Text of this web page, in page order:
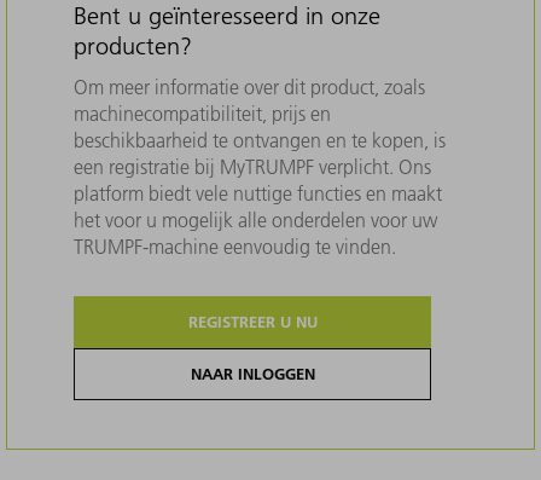
Bent u geïnteresseerd in onze
producten?
Om meer informatie over dit product, zoals
machinecompatibiliteit, prijs en
beschikbaarheid te ontvangen en te kopen, is
een registratie bij MyTRUMPF verplicht. Ons
platform biedt vele nuttige functies en maakt
het voor u mogelijk alle onderdelen voor uw
TRUMPF-machine eenvoudig te vinden.
REGISTREER U NU
NAAR INLOGGEN